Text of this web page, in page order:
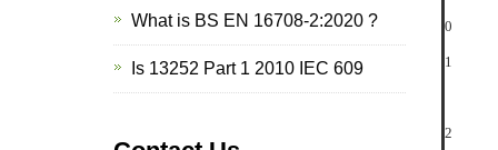
0
1
2
What is BS EN 16708-2:2020 ?
Is 13252 Part 1 2010 IEC 609